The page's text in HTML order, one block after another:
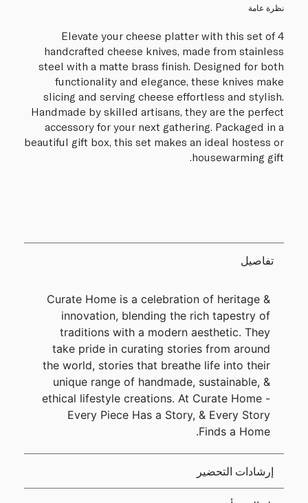
نظرة عامة
Elevate your cheese platter with this set of 4
handcrafted cheese knives, made from stainless
steel with a matte brass finish. Designed for both
functionality and elegance, these knives make
slicing and serving cheese effortless and stylish.
Handmade by skilled artisans, they are the perfect
accessory for your next gathering. Packaged in a
beautiful gift box, this set makes an ideal hostess or
housewarming gift.
تفاصيل
Curate Home is a celebration of heritage &
innovation, blending the rich tapestry of
traditions with a modern aesthetic. They
take pride in curating stories from around
the world, stories that breathe life into their
unique range of handmade, sustainable, &
ethical lifestyle creations. At Curate Home -
Every Piece Has a Story, & Every Story
Finds a Home.
إرشادات التحضير